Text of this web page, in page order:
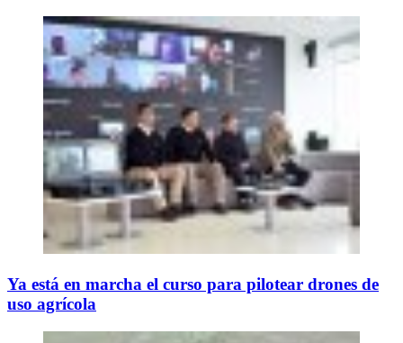
Ya está en marcha el curso para pilotear drones de
uso agrícola